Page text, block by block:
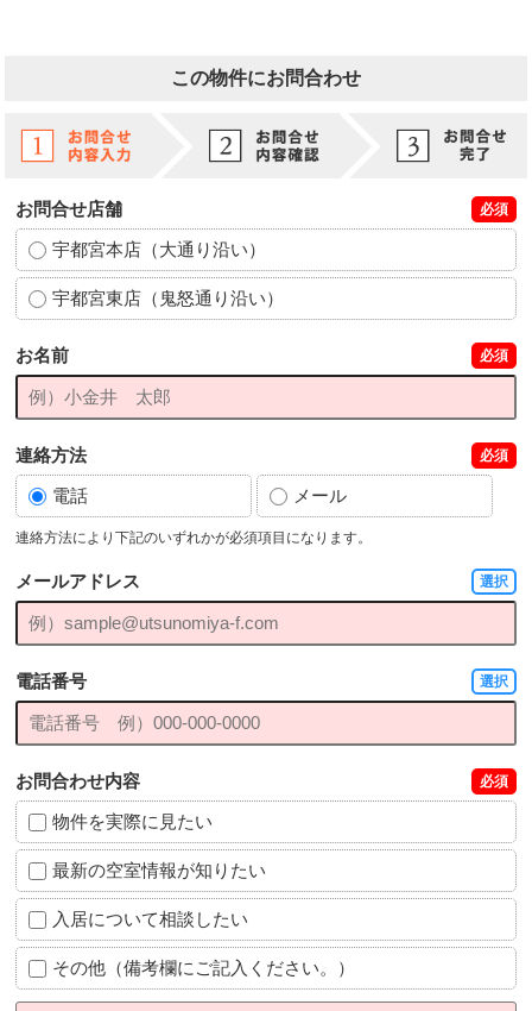
この物件にお問合わせ
お問合せ店舗 必須
宇都宮本店（大通り沿い）
宇都宮東店（鬼怒通り沿い）
お名前 必須
連絡方法 必須
電話 メール
連絡方法により下記のいずれかが必須項目になります。
メールアドレス 選択
電話番号 選択
お問合わせ内容 必須
物件を実際に見たい
最新の空室情報が知りたい
入居について相談したい
その他（備考欄にご記入ください。）